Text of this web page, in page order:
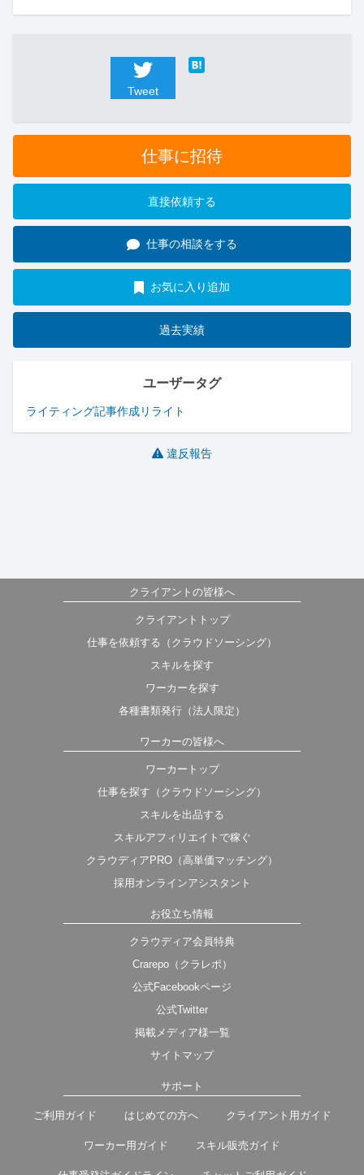
Tweet
仕事に招待
直接依頼する
仕事の相談をする
お気に入り追加
過去実績
ユーザータグ
ライティング記事作成リライト
違反報告
クライアントの皆様へ
クライアントトップ
仕事を依頼する（クラウドソーシング）
スキルを探す
ワーカーを探す
各種書類発行（法人限定）
ワーカーの皆様へ
ワーカートップ
仕事を探す（クラウドソーシング）
スキルを出品する
スキルアフィリエイトで稼ぐ
クラウディアPRO（高単価マッチング）
採用オンラインアシスタント
お役立ち情報
クラウディア会員特典
Crarepo（クラレポ）
公式Facebookページ
公式Twitter
掲載メディア様一覧
サイトマップ
サポート
ご利用ガイド はじめての方へ クライアント用ガイド
ワーカー用ガイド スキル販売ガイド